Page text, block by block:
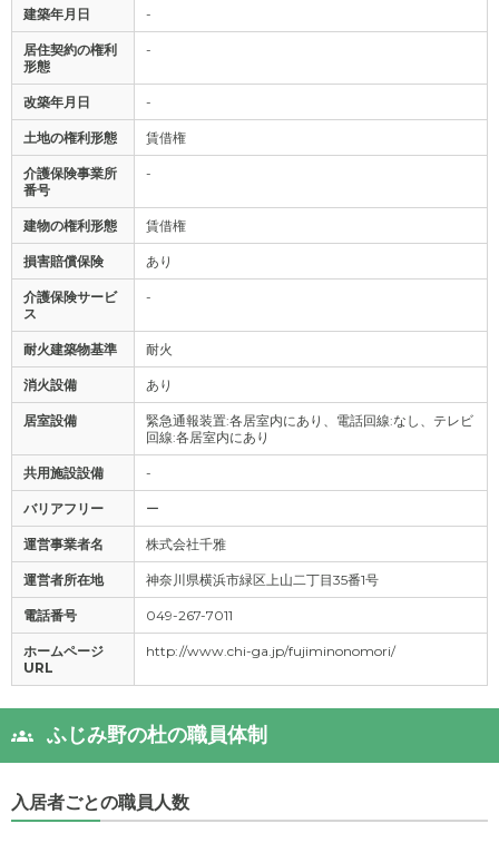
建築年月日 -
居住契約の権利
形態
-
改築年月日 -
土地の権利形態 賃借権
介護保険事業所
番号
-
建物の権利形態 賃借権
損害賠償保険 あり
介護保険サービ
ス
-
耐火建築物基準 耐火
消火設備 あり
居室設備
緊急通報装置:各居室内にあり、電話回線:なし、テレビ
回線:各居室内にあり
共用施設設備 -
バリアフリー ー
運営事業者名 株式会社千雅
運営者所在地 神奈川県横浜市緑区上山二丁目35番1号
電話番号 049-267-7011
ホームページ
URL
http://www.chi-ga.jp/fujiminonomori/
ふじみ野の杜の職員体制
入居者ごとの職員人数